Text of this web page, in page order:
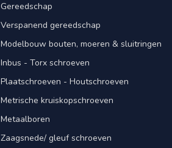
Gereedschap
Verspanend gereedschap
Modelbouw bouten, moeren & sluitringen
Inbus - Torx schroeven
Plaatschroeven - Houtschroeven
Metrische kruiskopschroeven
Metaalboren
Zaagsnede/ gleuf schroeven